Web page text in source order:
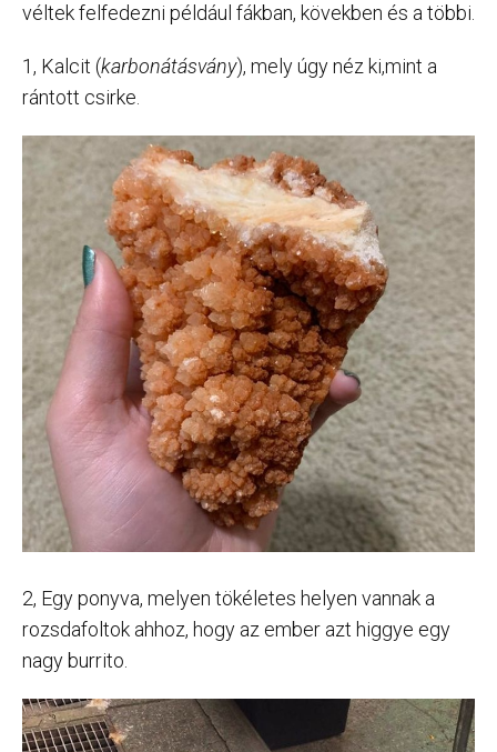
véltek felfedezni például fákban, kövekben és a többi.
1, Kalcit (karbonátásvány), mely úgy néz ki,mint a
rántott csirke.
2, Egy ponyva, melyen tökéletes helyen vannak a
rozsdafoltok ahhoz, hogy az ember azt higgye egy
nagy burrito.